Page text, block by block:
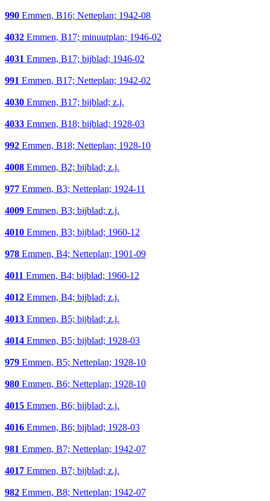
990 Emmen, B16; Netteplan; 1942-08
4032 Emmen, B17; minuutplan; 1946-02
4031 Emmen, B17; bijblad; 1946-02
991 Emmen, B17; Netteplan; 1942-02
4030 Emmen, B17; bijblad; z.j.
4033 Emmen, B18; bijblad; 1928-03
992 Emmen, B18; Netteplan; 1928-10
4008 Emmen, B2; bijblad; z.j.
977 Emmen, B3; Netteplan; 1924-11
4009 Emmen, B3; bijblad; z.j.
4010 Emmen, B3; bijblad; 1960-12
978 Emmen, B4; Netteplan; 1901-09
4011 Emmen, B4; bijblad; 1960-12
4012 Emmen, B4; bijblad; z.j.
4013 Emmen, B5; bijblad; z.j.
4014 Emmen, B5; bijblad; 1928-03
979 Emmen, B5; Netteplan; 1928-10
980 Emmen, B6; Netteplan; 1928-10
4015 Emmen, B6; bijblad; z.j.
4016 Emmen, B6; bijblad; 1928-03
981 Emmen, B7; Netteplan; 1942-07
4017 Emmen, B7; bijblad; z.j.
982 Emmen, B8; Netteplan; 1942-07